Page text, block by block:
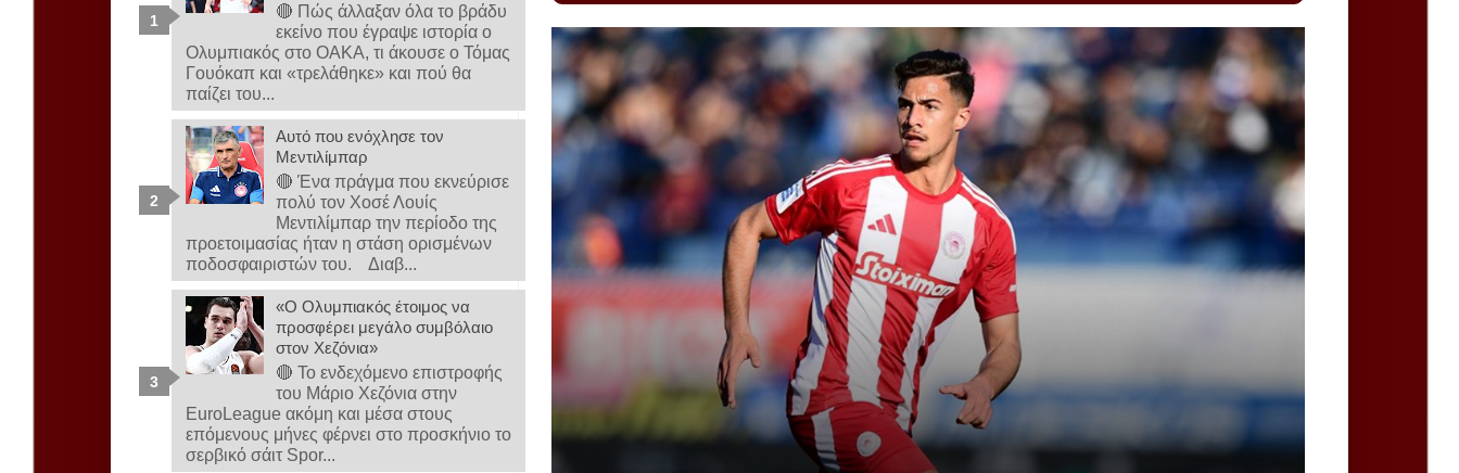
🔴 Πώς άλλαξαν όλα το βράδυ
εκείνο που έγραψε ιστορία ο
Ολυμπιακός στο ΟΑΚΑ, τι άκουσε ο Τόμας
Γουόκαπ και «τρελάθηκε» και πού θα
παίζει του...
Αυτό που ενόχλησε τον
Μεντιλίμπαρ
🔴 Ένα πράγμα που εκνεύρισε
πολύ τον Χοσέ Λουίς
Μεντιλίμπαρ την περίοδο της
προετοιμασίας ήταν η στάση ορισμένων
ποδοσφαιριστών του. Διαβ...
«Ο Ολυμπιακός έτοιμος να
προσφέρει μεγάλο συμβόλαιο
στον Χεζόνια»
🔴 Το ενδεχόμενο επιστροφής
του Μάριο Χεζόνια στην
EuroLeague ακόμη και μέσα στους
επόμενους μήνες φέρνει στο προσκήνιο το
σερβικό σάιτ Spor...